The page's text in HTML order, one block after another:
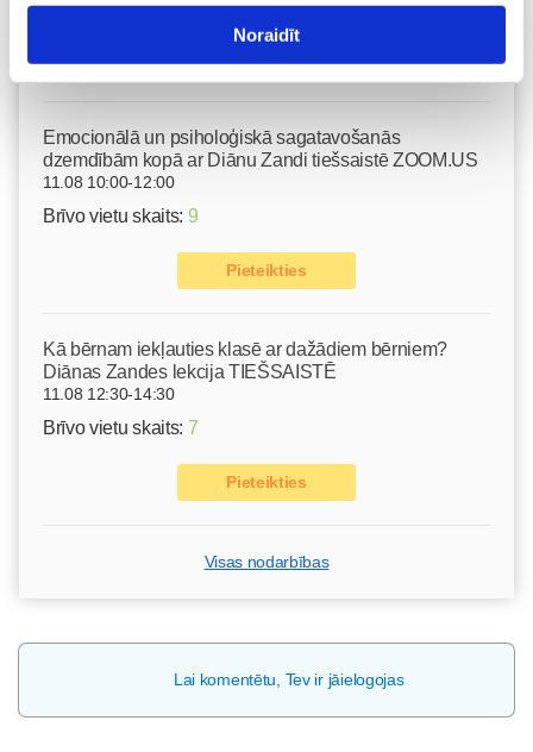
Noraidīt
Izpārdots
Emocionālā un psiholoģiskā sagatavošanās
dzemdībām kopā ar Diānu Zandi tiešsaistē ZOOM.US
11.08 10:00-12:00
Brīvo vietu skaits: 9
Pieteikties
Kā bērnam iekļauties klasē ar dažādiem bērniem?
Diānas Zandes lekcija TIEŠSAISTĒ
11.08 12:30-14:30
Brīvo vietu skaits: 7
Pieteikties
Visas nodarbības
Lai komentētu, Tev ir jāielogojas